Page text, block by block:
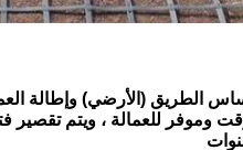
الطريق (الأرضي) وإطالة
وموفر للعمالة ، ويتم تقصير